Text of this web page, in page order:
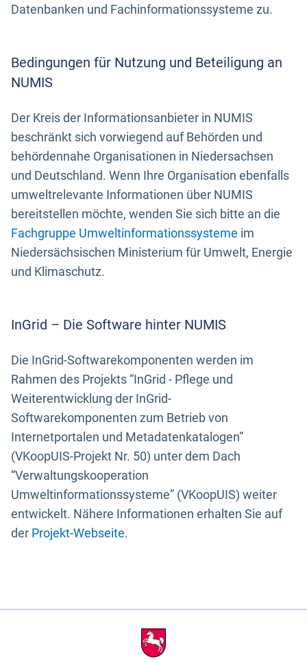
Datenbanken und Fachinformationssysteme zu.
Bedingungen für Nutzung und Beteiligung an
NUMIS
Der Kreis der Informationsanbieter in NUMIS
beschränkt sich vorwiegend auf Behörden und
behördennahe Organisationen in Niedersachsen
und Deutschland. Wenn Ihre Organisation ebenfalls
umweltrelevante Informationen über NUMIS
bereitstellen möchte, wenden Sie sich bitte an die
Fachgruppe Umweltinformationssysteme im
Niedersächsischen Ministerium für Umwelt, Energie
und Klimaschutz.
InGrid – Die Software hinter NUMIS
Die InGrid-Softwarekomponenten werden im
Rahmen des Projekts “InGrid - Pflege und
Weiterentwicklung der InGrid-
Softwarekomponenten zum Betrieb von
Internetportalen und Metadatenkatalogen”
(VKoopUIS-Projekt Nr. 50) unter dem Dach
“Verwaltungskooperation
Umweltinformationssysteme” (VKoopUIS) weiter
entwickelt. Nähere Informationen erhalten Sie auf
der Projekt-Webseite.